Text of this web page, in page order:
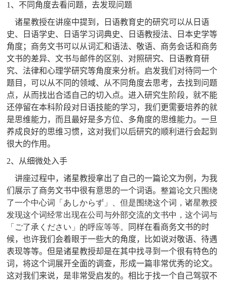
1 、不同角度去看问题，去发现问题
诸星教授在讲座中提到，日语教育史的研究可以从日语
史、日语学史、日语学习词典史、日语教授法、日本史学等
角度；商务文书可以从词汇和语法、敬语、商务会话和商务
文书的差异、文书与邮件的区别、对照研究、日语教育研
究、法律和心理学研究等角度来分析。启发我们对待同一个
题目，可以从不同的领域、从不同角度去思考，去找到问题
点，从而找出合适自己的切入点。进入研究生阶段，就不能
还停留在本科阶段对日语技能的学习，我们更需要培养的就
是思维能力，而且最好是多方位、多角度的思维能力。一旦
养成良好的思维习惯，这对我们以后研究的顺利进行会起到
很大的作用。
2、从细微处入手
讲座过程中，诸星教授拿出了自己的一篇论文为例，为我
们展示了商务文书中很有意思的一个词语。整篇论文只围绕
了一个中心词
「あしからず」、但是围绕这个词，诸星教授
发现这个词经常出现在公司与外部交流的文书中，这个词与
「ご了承ください」 的呼应等等。
同样在看商务文书的时
候，也许我们会着眼于一些大的角度，比如说对敬语、待遇
表现等等。但是诸星教授却是在其中找寻到一个很有特色的
词，将这个词展开全面的调查，形成一篇非常优秀的论文。
这对我们来说，是非常受启发的。相比于找一个自己驾驭不